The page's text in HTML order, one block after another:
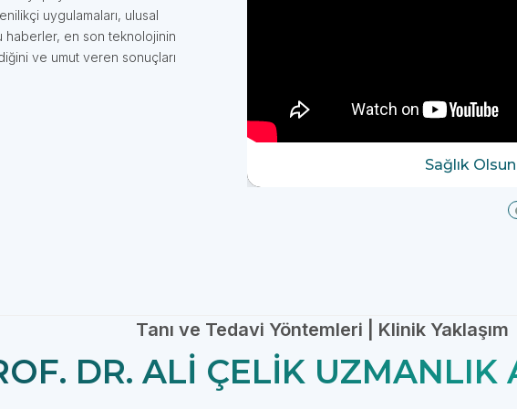
uygulamaları, ulusal
haberler, en son teknolojinin
ve umut veren sonuçları
Yapay Zeka Sağlık
Tanı ve Tedavi Yöntemleri | Klinik Yaklaşım
DR. ALI ÇELIK UZMANLIK